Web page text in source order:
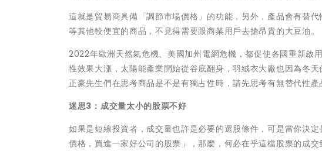
這就是貿易商具備「調節市場價格」的功能，另外，產品會有替
等其他較便宜的商品，不見得需要跟商業用戶去搶昂貴的大豆油。
2022年歐洲天然氣危機、美國加州電網危機，都促使各國重新啟
性效果大漲，太陽能產業開始從谷底翻身，羽絨衣大廠也因為冬
正豪先生們在思考商品是不是有獨占性時，請先思考有無替代性產
迷思3：成交量太小的股票不好
如果是短線投資者，成交量也許是必要的選股條件，可是當你決
價格，買進一家好公司的股票」，那麼，何必在乎這檔股票的成